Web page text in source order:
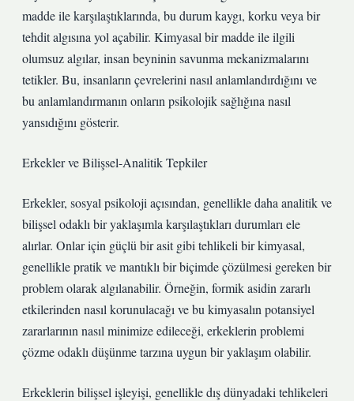
madde ile karşılaştıklarında, bu durum kaygı, korku veya bir
tehdit algısına yol açabilir. Kimyasal bir madde ile ilgili
olumsuz algılar, insan beyninin savunma mekanizmalarını
tetikler. Bu, insanların çevrelerini nasıl anlamlandırdığını ve
bu anlamlandırmanın onların psikolojik sağlığına nasıl
yansıdığını gösterir.
Erkekler ve Bilişsel-Analitik Tepkiler
Erkekler, sosyal psikoloji açısından, genellikle daha analitik ve
bilişsel odaklı bir yaklaşımla karşılaştıkları durumları ele
alırlar. Onlar için güçlü bir asit gibi tehlikeli bir kimyasal,
genellikle pratik ve mantıklı bir biçimde çözülmesi gereken bir
problem olarak algılanabilir. Örneğin, formik asidin zararlı
etkilerinden nasıl korunulacağı ve bu kimyasalın potansiyel
zararlarının nasıl minimize edileceği, erkeklerin problemi
çözme odaklı düşünme tarzına uygun bir yaklaşım olabilir.
Erkeklerin bilişsel işleyişi, genellikle dış dünyadaki tehlikeleri